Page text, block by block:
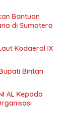
Bantuan
di Sumatera
Kodaeral IX
Bintan
AL Kepada